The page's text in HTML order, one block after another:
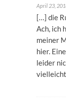
April 23,
[…] die
Ach, ich
meiner
hier.
leider